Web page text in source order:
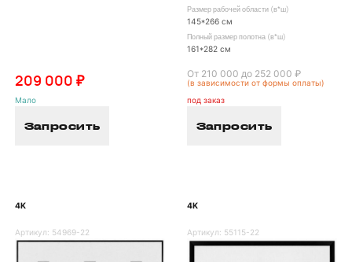
209 000 ₽
Мало
Запросить
Размер рабочей области (в*ш)
145*266 см
Полный размер полотна (в*ш)
161*282 см
От 210 000 до 252 000 ₽
(в зависимости от формы оплаты)
под заказ
Запросить
4K
Артикул: 54969-22
4K
Артикул: 55115-22